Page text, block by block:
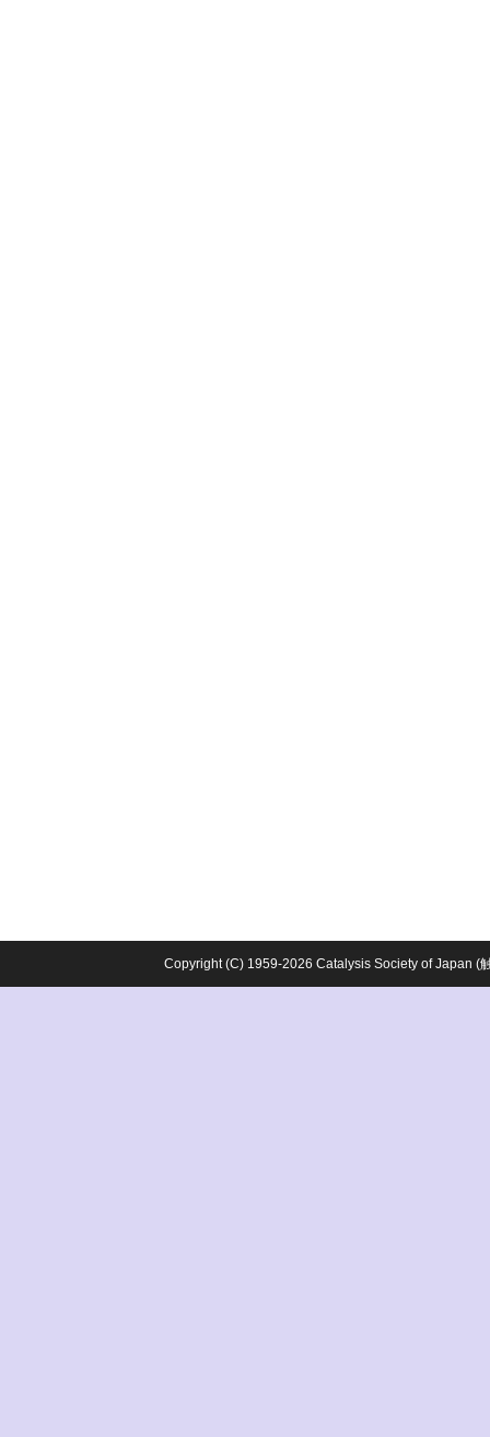
Copyright (C) 1959-2026 Catalysis Society of Japan (